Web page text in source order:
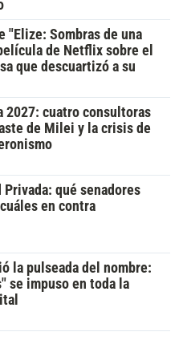
"Elize: Sombras de una
de Netflix sobre el
que descuartizó a su
2027: cuatro consultoras
de Milei y la crisis de
Privada: qué senadores
en contra
la pulseada del nombre:
se impuso en toda la